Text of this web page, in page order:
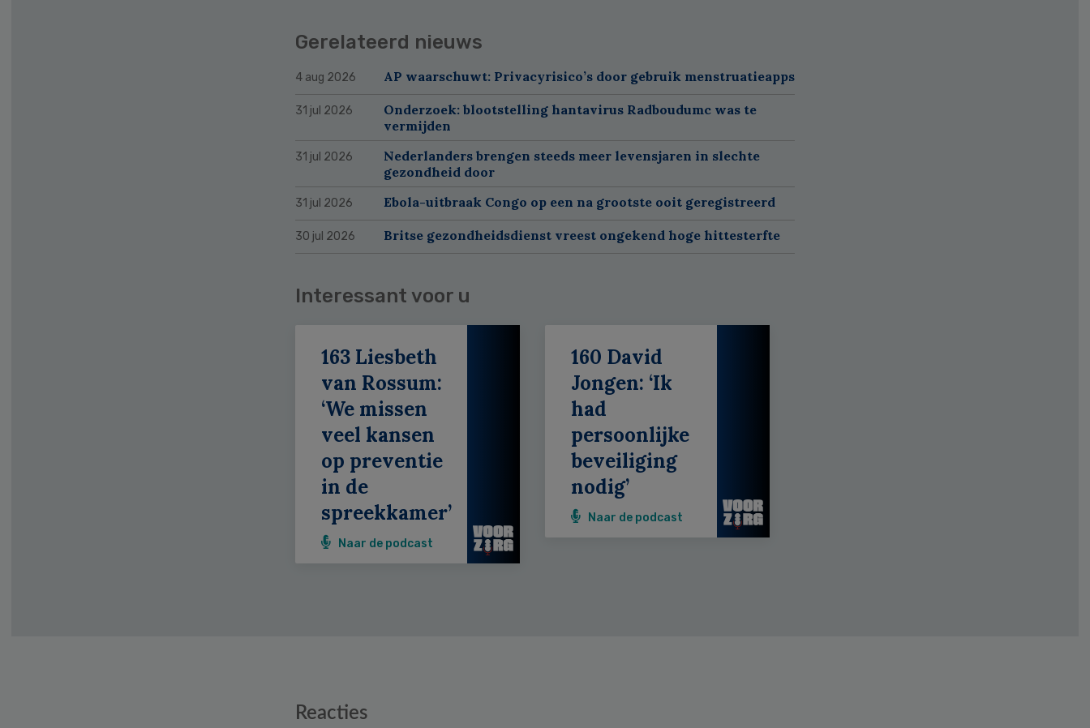
Gerelateerd nieuws
4 aug 2026 AP waarschuwt: Privacyrisico’s door gebruik menstruatieapps
31 jul 2026
Onderzoek: blootstelling hantavirus Radboudumc was te
vermijden
31 jul 2026
Nederlanders brengen steeds meer levensjaren in slechte
gezondheid door
31 jul 2026 Ebola-uitbraak Congo op een na grootste ooit geregistreerd
30 jul 2026 Britse gezondheidsdienst vreest ongekend hoge hittesterfte
Interessant voor u
163 Liesbeth
van Rossum:
‘We missen
veel kansen
op preventie
in de
spreekkamer’
Naar de podcast
160 David
Jongen: ‘Ik
had
persoonlijke
beveiliging
nodig’
Naar de podcast
Reacties